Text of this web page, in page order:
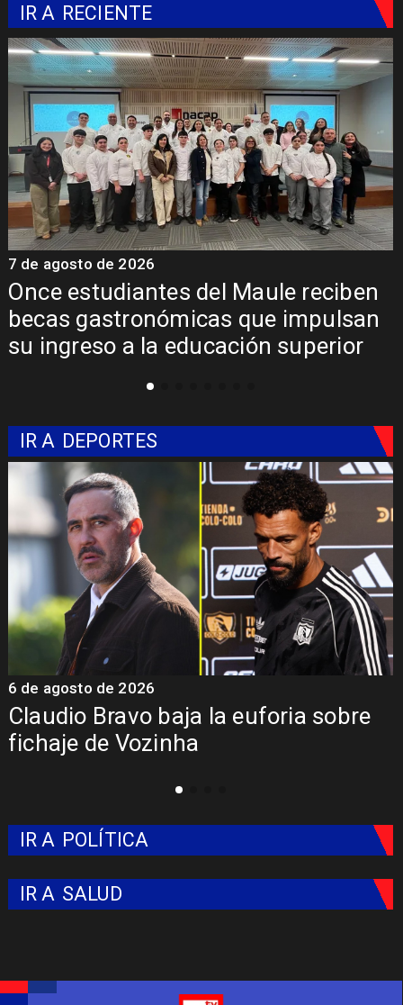
IR A RECIENTE
Once estudiantes del Maule reciben
becas gastronómicas que impulsan
su ingreso a la educación superior
7 de agosto de 2026
IR A DEPORTES
Claudio Bravo baja la euforia sobre
fichaje de Vozinha
6 de agosto de 2026
IR A POLÍTICA
IR A SALUD